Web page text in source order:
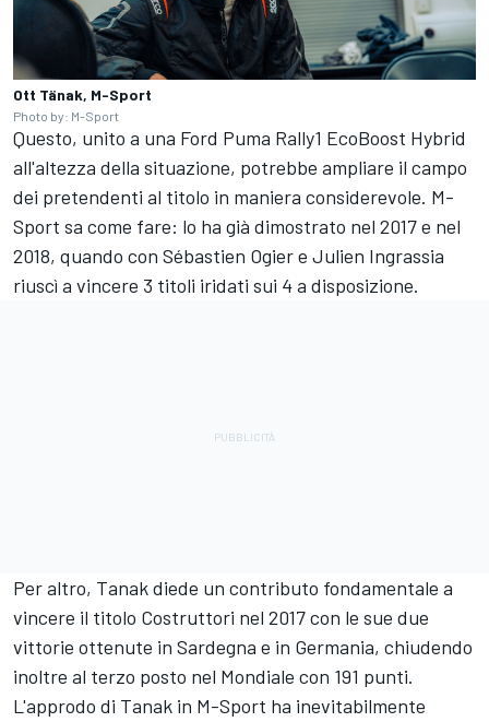
Ott Tänak, M-Sport
Photo by: M-Sport
Questo, unito a una Ford Puma Rally1 EcoBoost Hybrid
all'altezza della situazione, potrebbe ampliare il campo
dei pretendenti al titolo in maniera considerevole. M-
Sport sa come fare: lo ha già dimostrato nel 2017 e nel
2018, quando con Sébastien Ogiere Julien Ingrassia
riuscì a vincere 3 titoli iridati sui 4 a disposizione.
Per altro, Tanak diede un contributo fondamentale a
vincere il titolo Costruttori nel 2017 con le sue due
vittorie ottenute in Sardegna e in Germania, chiudendo
inoltre al terzo posto nel Mondiale con 191 punti.
L'approdo di Tanak in M-Sport ha inevitabilmente